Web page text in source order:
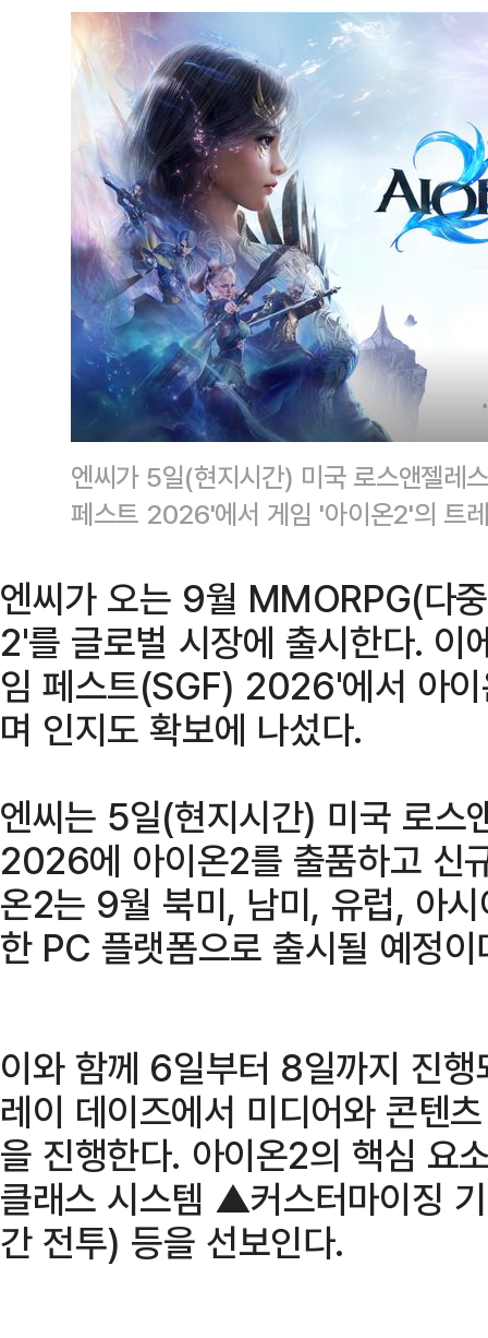
엔씨가 5일(현지시간) 미국 로스앤젤레
페스트 2026'에서 게임 '아이온2'의 트
엔씨가 오는 9월 MMORPG(다
2'를 글로벌 시장에 출시한다. 이
임 페스트(SGF) 2026'에서 아
며 인지도 확보에 나섰다.
엔씨는 5일(현지시간) 미국 로스
2026에 아이온2를 출품하고 신
온2는 9월 북미, 남미, 유럽, 아
한 PC 플랫폼으로 출시될 예정이
이와 함께 6일부터 8일까지 진
레이 데이즈에서 미디어와 콘텐
을 진행한다. 아이온2의 핵심
클래스 시스템 ▲커스터마이징
간 전투) 등을 선보인다.